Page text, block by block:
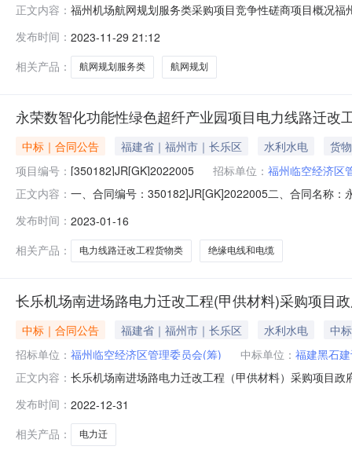
正文内容： 福州机场航网规划服务类采购项目竞争性磋商项目概况
网规划服务类采购项目采购方式：竞争性磋商预算金额
合同
发布时间： 2023-11-29 21:12
相关产品：
航网规划服务类 航网规划
永荣数智化功能性绿色超纤产业园项目电力线路迁改
中标｜合同公告 福建省｜福州市｜长乐区 水利水电
货物
项目编号： [350182]JR[GK]2022005 招标单位： 福州临空经济区
正文内容： 一、合同编号：350182]JR[GK]2022005二、合同名称
委员会（筹）地址：福州市长乐区湖南镇联系方式：
内）联系方式
发布时间： 2023-01-16
相关产品：
电力线路迁改工程货物类 绝缘电线和电缆
长乐机场南进场路电力迁改工程(甲供材料)采购项目
中标｜合同公告 福建省｜福州市｜长乐区 水利水电
中
招标单位： 福州临空经济区管理委员会(筹) 中标单位： 福建黑石
正文内容： 长乐机场南进场路电力迁改工程（甲供材料）采购项目
发布时间： 2022-12-31
相关产品：
电力迁